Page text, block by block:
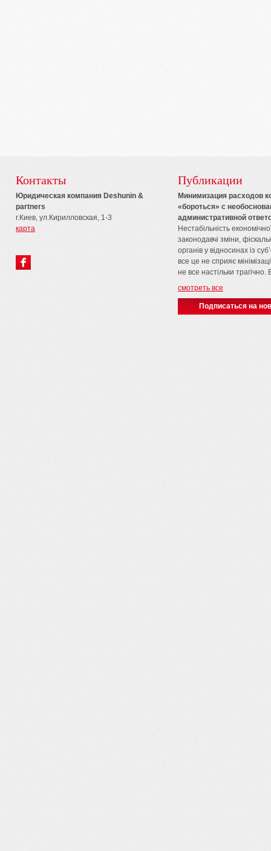
Контакты
Юридическая компания Deshunin &
partners
г.Киев, ул.Кирилловская, 1-3
карта
Публикации
Минимизация расходов
«бороться» с
административной
Нестабільність
законодавчі зміни,
органів у відносинах із
все це не сприяє
не все настільки
смотреть все
Подписаться на